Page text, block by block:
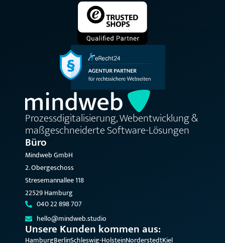
Prozessdigitalisierung, Webentwicklung &
maßgeschneiderte Software-Lösungen
Büro
Mindweb GmbH
2. Obergeschoss
Stresemannallee 118
22529 Hamburg
040 22 898 707
hello@mindweb.studio
Unsere Kunden kommen aus:
HamburgBerlinSchleswig-HolsteinNorderstedtKiel